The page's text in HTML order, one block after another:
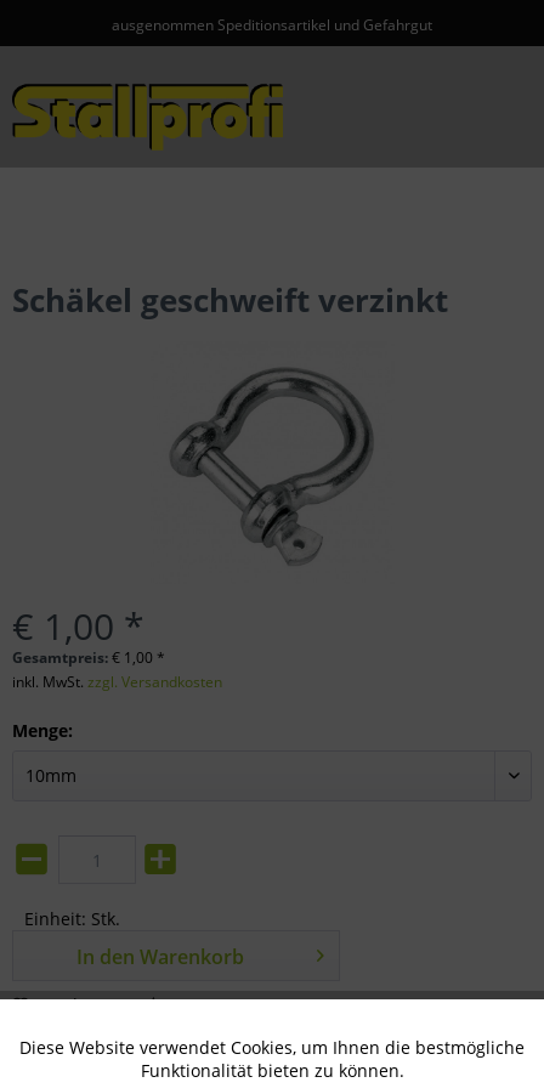
ausgenommen Speditionsartikel und Gefahrgut
Schäkel geschweift verzinkt
€ 1,00 *
Gesamtpreis:€ 1,00 *
inkl. MwSt. zzgl. Versandkosten
Menge:
Einheit: Stk.
In den Warenkorb
Merken Bewerten
Artikel-Nr.: 34-66-0130
Technisch notwendig Aktiv
Diese Website verwendet Cookies, um Ihnen die bestmögliche
Funktionalität bieten zu können.